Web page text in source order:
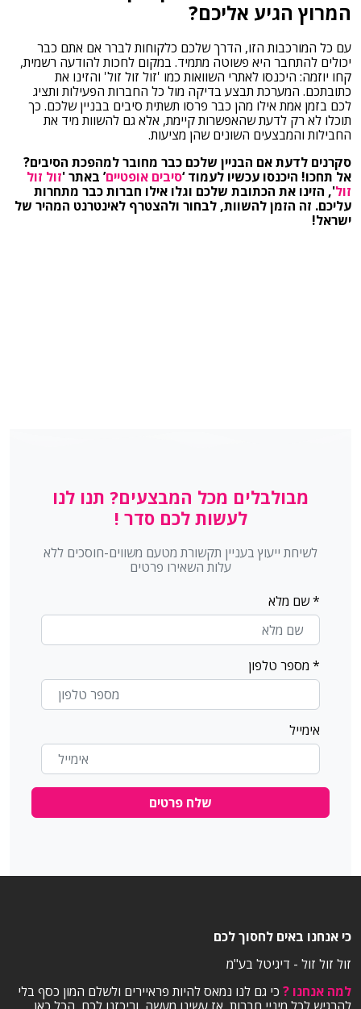
המרוץ הגיע אליכם?
עם כל המורכבות הזו, הדרך שלכם כלקוחות לברר אם אתם כבר
יכולים להתחבר היא פשוטה מתמיד. במקום לחכות להודעה רשמית,
קחו יוזמה: היכנסו לאתרי השוואות כמו 'זול זול זול' והזינו את
כתובתכם. המערכת תבצע בדיקה מול כל החברות הפעילות ותציג
לכם בזמן אמת אילו מהן כבר פרסו תשתית סיבים בבניין שלכם. כך
תוכלו לא רק לדעת שהאפשרות קיימת, אלא גם להשוות מיד את
החבילות והמבצעים השונים שהן מציעות.
סקרנים לדעת אם הבניין שלכם כבר מחובר למהפכת הסיבים?
אל תחכו! היכנסו עכשיו לעמוד ‘סיבים אופטיים’ באתר 'זול זול
זול', הזינו את הכתובת שלכם וגלו אילו חברות כבר מתחרות
עליכם. זה הזמן להשוות, לבחור ולהצטרף לאינטרנט המהיר של
ישראל!
מבולבלים מכל המבצעים? תנו לנו
לעשות לכם סדר !
לשיחת ייעוץ בעניין תקשורת מטעם משווים-חוסכים ללא
עלות השאירו פרטים
* שם מלא
* מספר טלפון
אימייל
שלח פרטים
כי אנחנו באים לחסוך לכם
זול זול זול - דיגיטל בע"מ
למה אנחנו ? כי גם לנו נמאס להיות פראיירים ולשלם המון כסף בלי
UNDEFINED
undefined
undefined
undefined
undefined
undefined
undefined
undefined